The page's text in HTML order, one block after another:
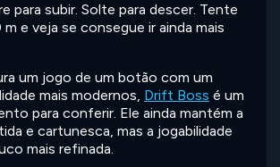
para subir. Solte para descer. Tente
e veja se consegue ir ainda mais
um jogo de um botão com um
mais modernos, Drift Boss é um
para conferir. Ele ainda mantém a
e cartunesca, mas a jogabilidade
mais refinada.